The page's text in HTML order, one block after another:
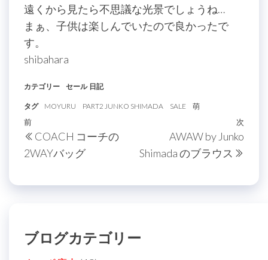
遠くから見たら不思議な光景でしょうね…
まぁ、子供は楽しんでいたので良かったで
す。
shibahara
カテゴリー セール 日記
タグ MOYURU PART2 JUNKO SHIMADA SALE 萌
投
稿
ナ
ビ
シ
過
去
の
前
COACH コーチの
2WAYバッグ
次
次
AWAW by Junko
Shimada のブラウス
ブログカテゴリー